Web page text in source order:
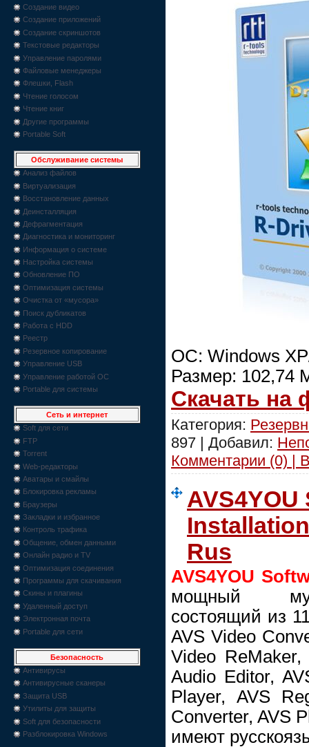
Создание видео
Создание приложений
Создание скриншотов
Текстовые редакторы
Управление паролями
Файловые менеджеры
Флешки, Flash
Чтение голосом
Чтение книг
Другие программы
Portable Soft
Обслуживание системы
Анализ файлов
Виртуализация
Восстановление данных
Деинсталляция
Дефрагментация
Диагностика и мониторинг
Информация о системе
Настройка системы
Обновление ПО
Оптимизация системы
Очистка от «мусора»
Поиск дубликатов
Работа с HDD
Реестр
Резервное копирование
Управление USB
Управление работой ОС
Portable для системы
Сеть и интернет
Soft для сети
FTP
Torrent
Web-редакторы
Аватары и смайлы
Блокировка рекламы
Браузеры
Закладки и избранное
Контроль трафика
Общение, обмен данными
Онлайн радио и TV
Оптимизация соединения
Программы для скачивания
Скины и плагины
Удаленный доступ
Электронная почта
Portable для сети
Безопасность
Антивирусы
Антивирусные сканеры
Защита USB
Утилиты для защиты
Soft для безопасности
Разблокировка Windows
ОС: Windows
Размер: 102,74
Скачать на
Категория:
897 | Добавил:
Комментарии (0) |
AVS4YOU
Rus
AVS4YOU
мощный
состоящий из
AVS Video
Video
Audio Editor,
Player, AVS
Converter, AVS
имеют